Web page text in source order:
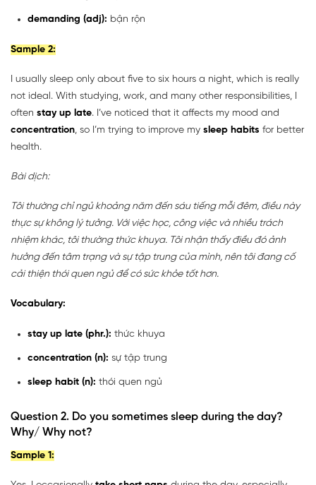
demanding (adj): bận rộn
Sample 2:
I usually sleep only about five to six hours a night, which is really
not ideal. With studying, work, and many other responsibilities, I
often stay up late. I’ve noticed that it affects my mood and
concentration, so I’m trying to improve my sleep habits for better
health.
Bài dịch:
Tôi thường chỉ ngủ khoảng năm đến sáu tiếng mỗi đêm, điều này
thực sự không lý tưởng. Với việc học, công việc và nhiều trách
nhiệm khác, tôi thường thức khuya. Tôi nhận thấy điều đó ảnh
hưởng đến tâm trạng và sự tập trung của mình, nên tôi đang cố
cải thiện thói quen ngủ để có sức khỏe tốt hơn.
Vocabulary:
stay up late (phr.): thức khuya
concentration (n): sự tập trung
sleep habit (n): thói quen ngủ
Question 2. Do you sometimes sleep during the day?
Why/ Why not?
Sample 1: